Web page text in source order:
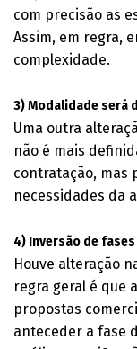
com precisão as
Assim, em regra,
complexidade.
3) Modalidade será
Uma outra
não é mais
contratação, mas
necessidades da
4) Inversão de
Houve alteração
regra geral é que
propostas
anteceder a fase